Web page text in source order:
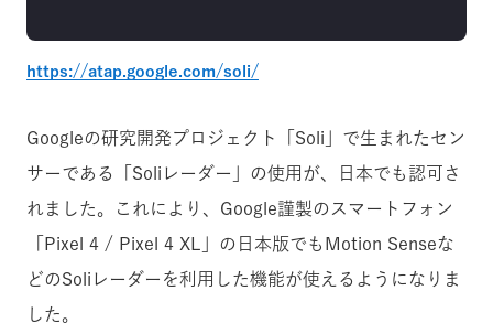
https://atap.google.com/soli/
Googleの研究開発プロジェクト「Soli」で生まれたセン
サーである「Soliレーダー」の使用が、日本でも認可さ
れました。これにより、Google謹製のスマートフォン
「Pixel 4 / Pixel 4 XL」の日本版でもMotion Senseな
どのSoliレーダーを利用した機能が使えるようになりま
した。